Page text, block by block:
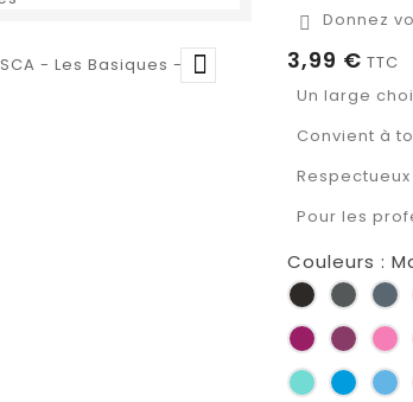

 Donnez
3,99 € TTC
Un large
Convient à
Pour les
Couleurs :
Noir
Gris
Rose
Fuchsia
VertBleu